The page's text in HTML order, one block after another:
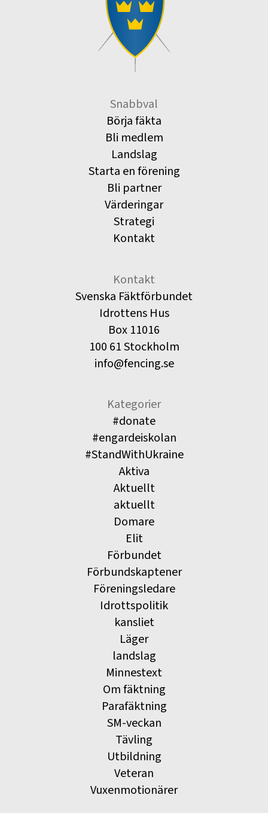
Snabbval
Börja fäkta
Bli medlem
Landslag
Starta en förening
Bli partner
Värderingar
Strategi
Kontakt
Kontakt
Svenska Fäktförbundet
Idrottens Hus
Box 11016
100 61 Stockholm
info@fencing.se
Kategorier
#donate
#engardeiskolan
#StandWithUkraine
Aktiva
Aktuellt
aktuellt
Domare
Elit
Förbundet
Förbundskaptener
Föreningsledare
Idrottspolitik
kansliet
Läger
landslag
Minnestext
Om fäktning
Parafäktning
SM-veckan
Tävling
Utbildning
Veteran
Vuxenmotionärer